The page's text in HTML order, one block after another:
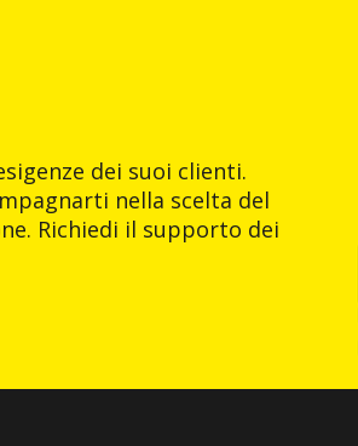
dei suoi clienti.
nella scelta del
Richiedi il supporto dei